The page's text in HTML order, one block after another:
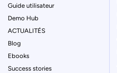
Guide utilisateur
Demo Hub
ACTUALITÉS
Blog
Ebooks
Success stories